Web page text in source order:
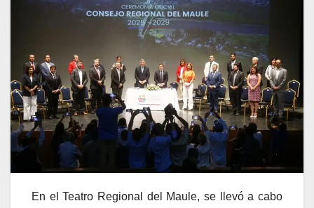
En el Teatro Regional del Maule, se llevó a cabo